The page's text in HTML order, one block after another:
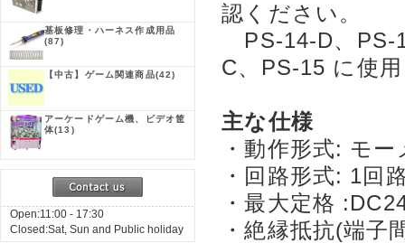
基板修理・ハーネス作成用品
(87)
【中古】ゲーム関連商品(42)
アーケードゲーム機、ビデオ筐
体(13)
Open:11:00 - 17:30
Closed:Sat, Sun and Public holiday
認ください。
PS-14-D、PS-
C、PS-15 に使
主な仕様
・動作形式: モ
・回路形式: 1回
・最大定格
・絶縁抵抗(端